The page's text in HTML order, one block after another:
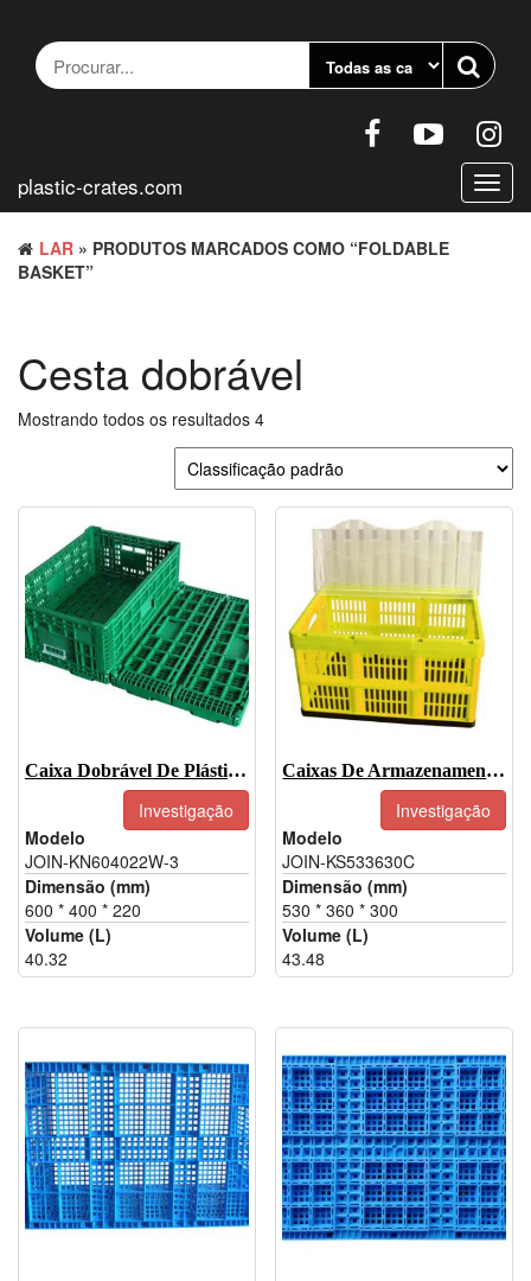
conteúdo
plastic-crates.com
LAR » PRODUTOS MARCADOS COMO “FOLDABLE
BASKET”
Cesta dobrável
Mostrando todos os resultados 4
Caixa Dobrável De Plástico Barata-JOIN-KN604022W-3
Investigação
Modelo
JOIN-KN604022W-3
Dimensão (mm)
600 * 400 * 220
Volume (L)
40.32
Caixas De Armazenamento Dobráveis-JOIN-KS533630C
Investigação
Modelo
JOIN-KS533630C
Dimensão (mm)
530 * 360 * 300
Volume (L)
43.48